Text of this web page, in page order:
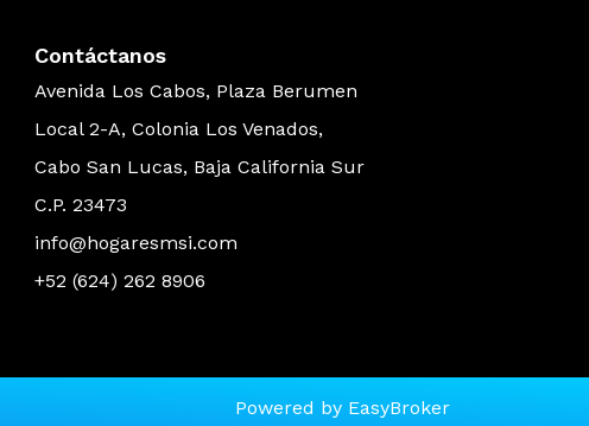
Contáctanos
Avenida Los Cabos, Plaza Berumen
Local 2-A, Colonia Los Venados,
Cabo San Lucas, Baja California Sur
C.P. 23473
info@hogaresmsi.com
+52 (624) 262 8906
Powered by EasyBroker